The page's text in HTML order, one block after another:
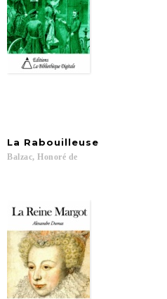
La Rabouilleuse
Balzac, Honoré de